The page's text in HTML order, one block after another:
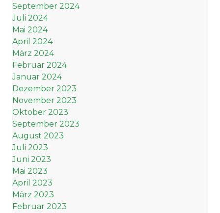
September 2024
Juli 2024
Mai 2024
April 2024
März 2024
Februar 2024
Januar 2024
Dezember 2023
November 2023
Oktober 2023
September 2023
August 2023
Juli 2023
Juni 2023
Mai 2023
April 2023
März 2023
Februar 2023